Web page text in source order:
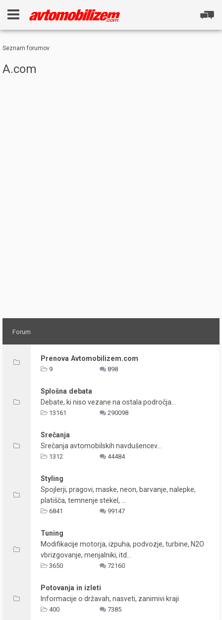
Seznam forumov
A.com
Forum
Prenova Avtomobilizem.com
9 898
Splošna debata
Debate, ki niso vezane na ostala področja...
13161 290098
Srečanja
Srečanja avtomobilskih navdušencev...
1312 44484
Styling
Spojlerji, pragovi, maske, neon, barvanje, nalepke,
platišča, temnenje stekel, ...
6841 99147
Tuning
Modifikacije motorja, izpuha, podvozje, turbine, N2O
vbrizgovanje, menjalniki, itd...
3650 72160
Potovanja in izleti
Informacije o državah, nasveti, zanimivi kraji
400 7385